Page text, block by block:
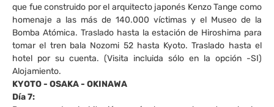
que fue construido por el arquitecto japonés Kenzo Tange como
homenaje a las más de 140.000 víctimas y el Museo de la
Bomba Atómica. Traslado hasta la estación de Hiroshima para
tomar el tren bala Nozomi 52 hasta Kyoto. Traslado hasta el
hotel por su cuenta. (Visita incluida sólo en la opción -SI)
Alojamiento.
KYOTO - OSAKA - OKINAWA
Día 7: